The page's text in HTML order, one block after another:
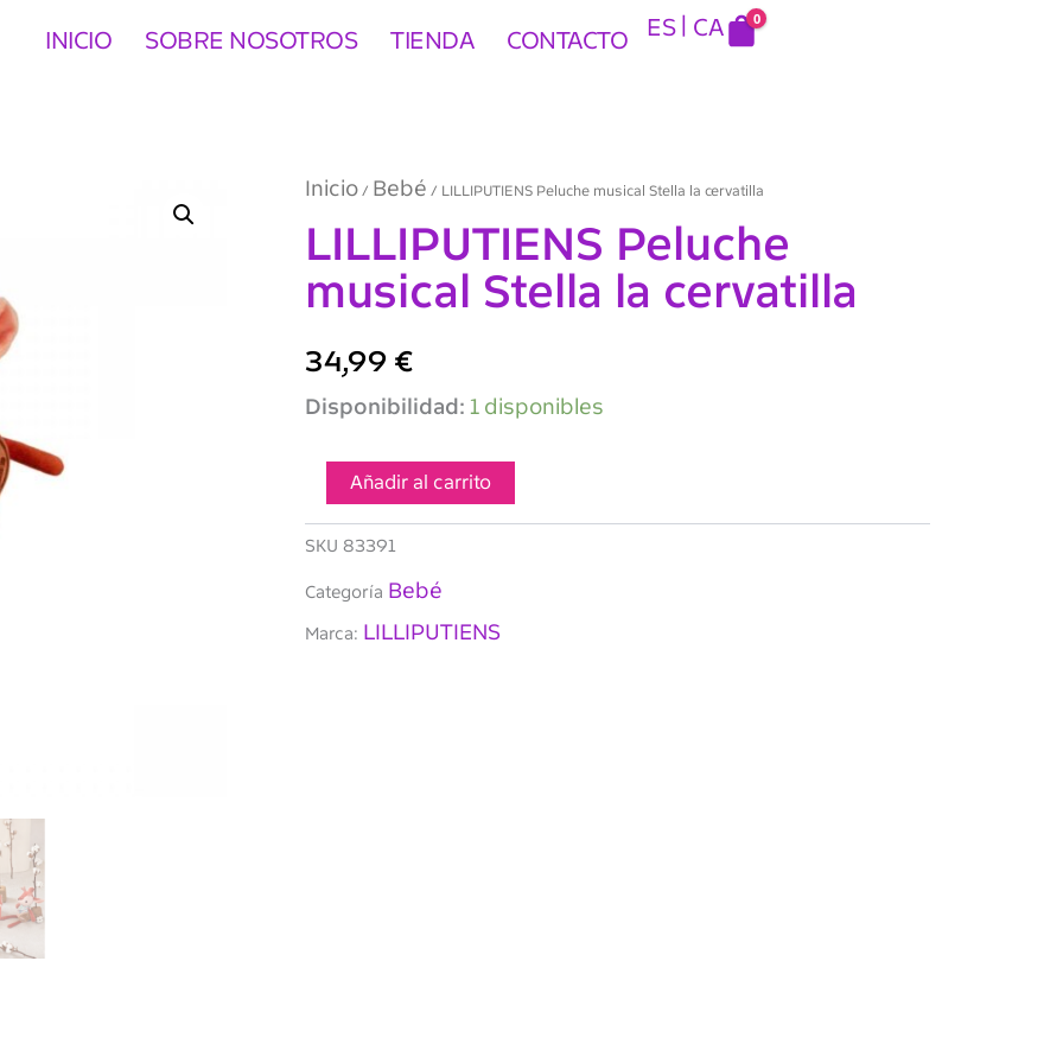
INICIO SOBRE NOSOTROS TIENDA CONTACTO ES CA 0
Inicio/ Bebé / LILLIPUTIENS Peluche musical Stella la cervatilla
LILLIPUTIENS Peluche
musical Stella la cervatilla
34,99 €
Disponibilidad: 1 disponibles
LILLIPUTIENS
Peluche
cervatilla
cantidad
Añadir al carrito
SKU 83391
Categoría Bebé
Marca: LILLIPUTIENS